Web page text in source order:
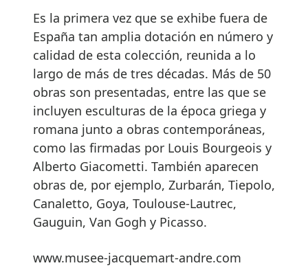
Es la primera vez que se exhibe fuera de
España tan amplia dotación en número y
calidad de esta colección, reunida a lo
largo de más de tres décadas. Más de 50
obras son presentadas, entre las que se
incluyen esculturas de la época griega y
romana junto a obras contemporáneas,
como las firmadas por Louis Bourgeois y
Alberto Giacometti. También aparecen
obras de, por ejemplo, Zurbarán, Tiepolo,
Canaletto, Goya, Toulouse-Lautrec,
Gauguin, Van Gogh y Picasso.
www.musee-jacquemart-andre.com